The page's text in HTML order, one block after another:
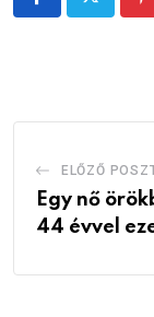
ELŐZŐ
Egy nő
44 évvel